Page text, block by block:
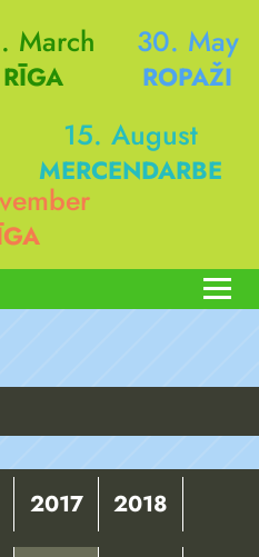
March
RĪGA
30. May
ROPAŽI
15. August
MERCENDARBE
2017 2018